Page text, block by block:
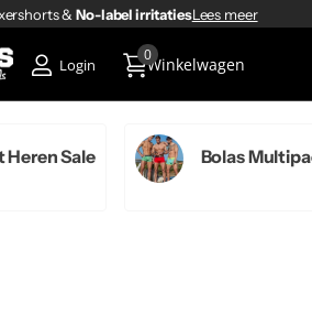
&No-label irritatiesLees meer
No-label irritaties
Login Winkelwagen
0
Heren Sale Bolas